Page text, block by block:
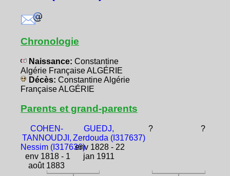
Chronologie
Naissance: Constantine
Algérie Française ALGÉRIE
Décès: Constantine Algérie
Française ALGÉRIE
Parents et grand-parents
COHEN-
TANNOUDJI,
Nessim (I317636)
env 1818 - 1
août 1883
GUEDJ,
Zerdouda (I317637)
env 1828 - 22
jan 1911
? ?